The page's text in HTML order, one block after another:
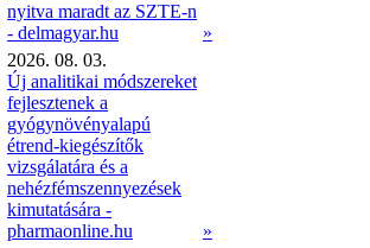
nyitva maradt az SZTE-n
- delmagyar.hu
»
2026. 08. 03.
Új analitikai módszereket
fejlesztenek a
gyógynövényalapú
étrend-kiegészítők
vizsgálatára és a
nehézfémszennyezések
kimutatására -
pharmaonline.hu
»